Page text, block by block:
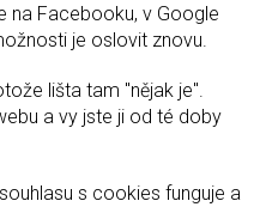
na Facebooku, v Google
je oslovit znovu.
lišta tam "nějak je".
a vy jste ji od té doby
s cookies funguje a